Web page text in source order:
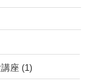
座 (1)